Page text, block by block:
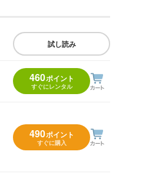
試し読み
460ポイント
すぐにレンタル
490ポイント
すぐに購入